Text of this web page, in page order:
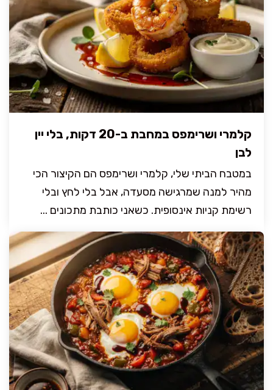
קלמרי ושרימפס במחבת ב-20 דקות, בלי יין
לבן
במטבח הביתי שלי, קלמרי ושרימפס הם הקיצור הכי
מהיר למנה שמרגישה מסעדה, אבל בלי לחץ ובלי
רשימת קניות אינסופית. כשאני כותבת מתכונים ...